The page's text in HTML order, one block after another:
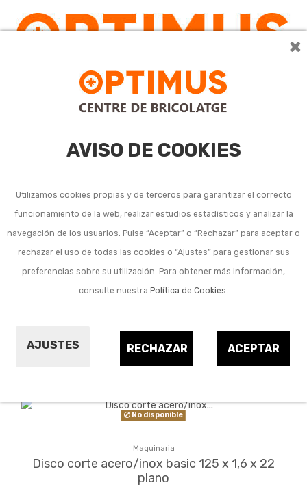
×
AVISO DE COOKIES
Utilizamos cookies propias y de terceros para garantizar el correcto
funcionamiento de la web, realizar estudios estadísticos y analizar la
navegación de los usuarios. Pulse “Aceptar” o “Rechazar” para aceptar o
rechazar el uso de todas las cookies o “Ajustes” para gestionar sus
preferencias sobre su utilización. Para obtener más información,
consulte nuestra Política de Cookies.
AJUSTES ACEPTAR
RECHAZAR
Discos de corte y
desbaste
Ordenar por: 24
No disponible
Maquinaria
Disco corte acero/inox basic 125 x 1,6 x 22
plano